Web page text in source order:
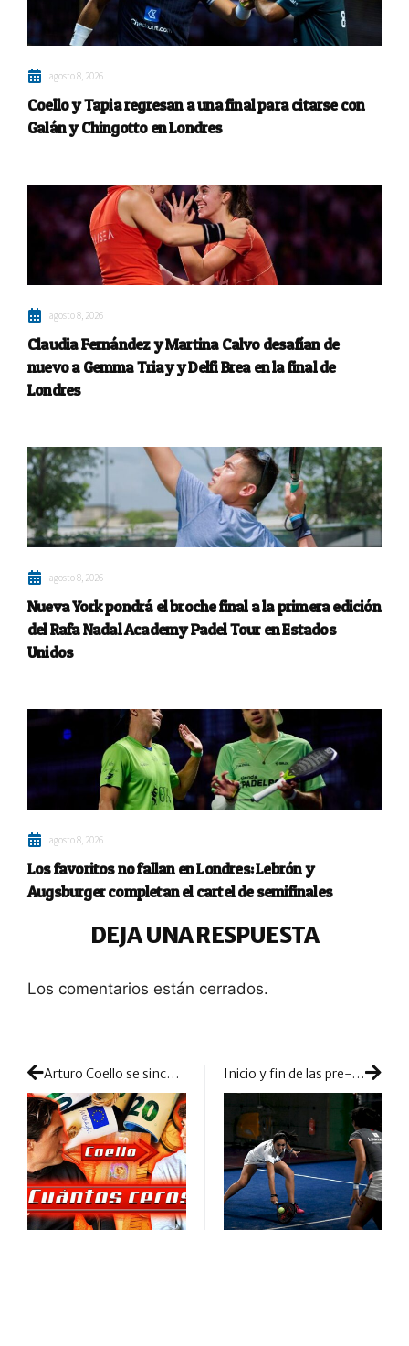
agosto 8, 2026
Coello y Tapia regresan a una final para citarse con
Galán y Chingotto en Londres
agosto 8, 2026
Claudia Fernández y Martina Calvo desafían de
nuevo a Gemma Triay y Delfi Brea en la final de
Londres
agosto 8, 2026
Nueva York pondrá el broche final a la primera edición
del Rafa Nadal Academy Padel Tour en Estados
Unidos
agosto 8, 2026
Los favoritos no fallan en Londres: Lebrón y
Augsburger completan el cartel de semifinales
DEJA UNA RESPUESTA
Los comentarios están cerrados.
Arturo Coello se sincera en el test rápido: así ve el pádel un jugador de tan solo 20 años Inicio y fin de las pre-previas femeninas: día express de competición con mucha pelea en la sesión de tarde